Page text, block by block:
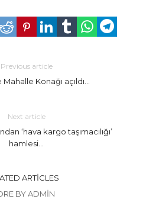
Previous article
Konağı açıldı…
Next article
‘hava kargo taşımacılığı’
hamlesi…
ARTICLES
BY ADMIN